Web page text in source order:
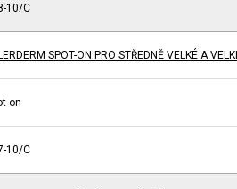
10/C
SPOT-ON PRO STŘEDNĚ VELKÉ A
on
10/C